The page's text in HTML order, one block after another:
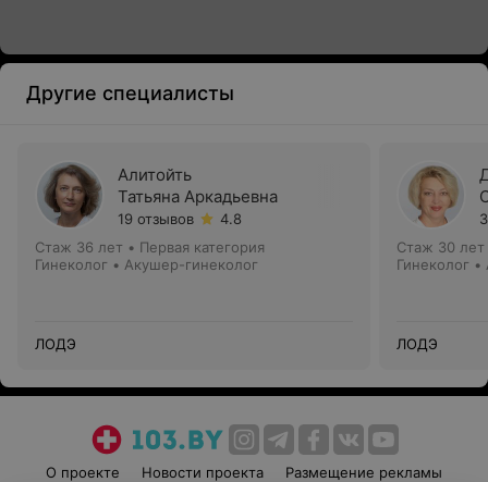
Другие специалисты
Алитойть
Татьяна Аркадьевна
19 отзывов
4.8
Стаж 36 лет • Первая категория
Гинеколог • Акушер-гинеколог
ЛОДЭ
Стаж 30 лет
Гинеколог
ЛОДЭ
О проекте Новости проекта
Размещение рекламы